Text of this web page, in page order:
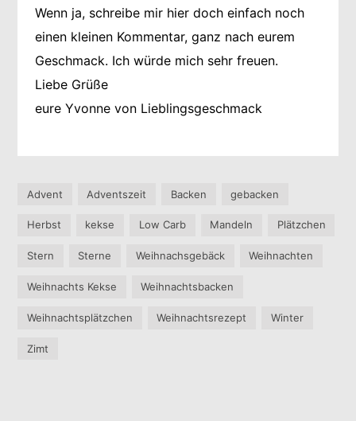
Wenn ja, schreibe mir hier doch einfach noch
einen kleinen Kommentar, ganz nach eurem
Geschmack. Ich würde mich sehr freuen.
Liebe Grüße
eure Yvonne von Lieblingsgeschmack
Advent Adventszeit Backen gebacken
Herbst kekse Low Carb Mandeln Plätzchen
Stern Sterne Weihnachsgebäck Weihnachten
Weihnachts Kekse Weihnachtsbacken
Weihnachtsplätzchen Weihnachtsrezept Winter
Zimt